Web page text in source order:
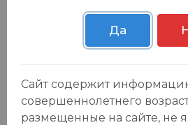
Пн-Вс
23:00
Да
Сайт содержит
совершеннолетнего
размещенные на сайте, не